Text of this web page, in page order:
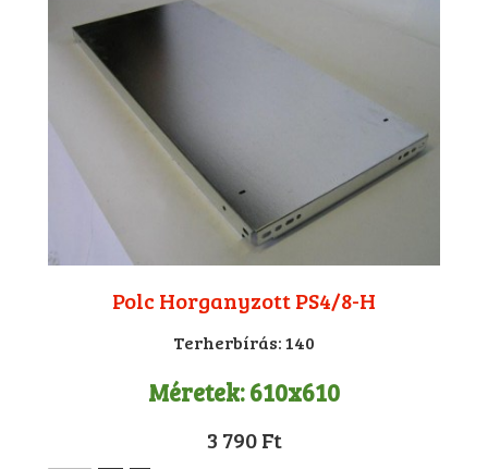
Polc Horganyzott PS4/8-H
Terherbírás:140
Méretek:610x610
3 790 Ft